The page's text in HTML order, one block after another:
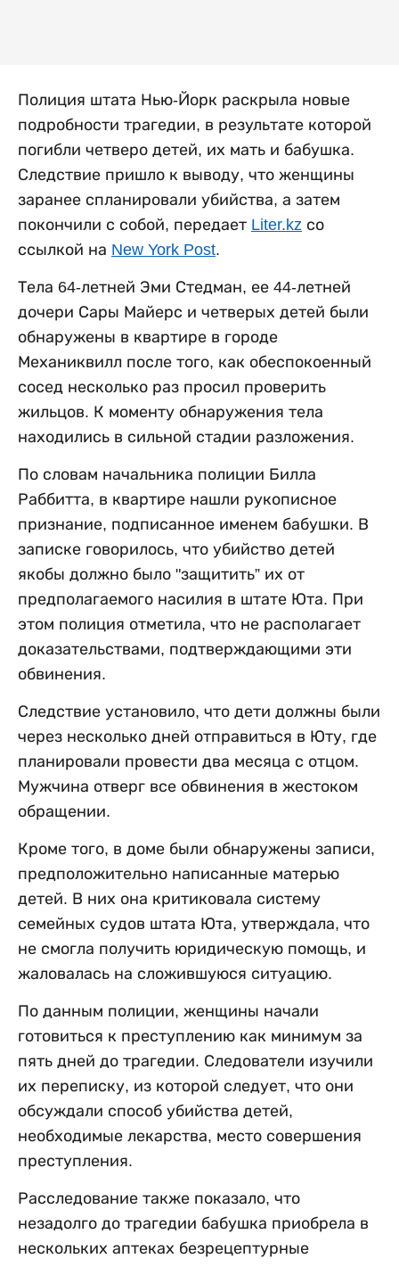
Полиция штата Нью-Йорк раскрыла новые
подробности трагедии, в результате которой
погибли четверо детей, их мать и бабушка.
Следствие пришло к выводу, что женщины
заранее спланировали убийства, а затем
покончили с собой, передает Liter.kz со
ссылкой на New York Post.
Тела 64-летней Эми Стедман, ее 44-летней
дочери Сары Майерс и четверых детей были
обнаружены в квартире в городе
Механиквилл после того, как обеспокоенный
сосед несколько раз просил проверить
жильцов. К моменту обнаружения тела
находились в сильной стадии разложения.
По словам начальника полиции Билла
Раббитта, в квартире нашли рукописное
признание, подписанное именем бабушки. В
записке говорилось, что убийство детей
якобы должно было "защитить” их от
предполагаемого насилия в штате Юта. При
этом полиция отметила, что не располагает
доказательствами, подтверждающими эти
обвинения.
Следствие установило, что дети должны были
через несколько дней отправиться в Юту, где
планировали провести два месяца с отцом.
Мужчина отверг все обвинения в жестоком
обращении.
Кроме того, в доме были обнаружены записи,
предположительно написанные матерью
детей. В них она критиковала систему
семейных судов штата Юта, утверждала, что
не смогла получить юридическую помощь, и
жаловалась на сложившуюся ситуацию.
По данным полиции, женщины начали
готовиться к преступлению как минимум за
пять дней до трагедии. Следователи изучили
их переписку, из которой следует, что они
обсуждали способ убийства детей,
необходимые лекарства, место совершения
преступления.
Расследование также показало, что
незадолго до трагедии бабушка приобрела в
нескольких аптеках безрецептурные